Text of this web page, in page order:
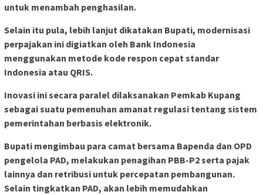
untuk menambah penghasilan.
Selain itu pula, lebih lanjut dikatakan Bupati, modernisasi
perpajakan ini digiatkan oleh Bank Indonesia
menggunakan metode kode respon cepat standar
Indonesia atau QRIS.
Inovasi ini secara paralel dilaksanakan Pemkab Kupang
sebagai suatu pemenuhan amanat regulasi tentang sistem
pemerintahan berbasis elektronik.
Bupati mengimbau para camat bersama Bapenda dan OPD
pengelola PAD, melakukan penagihan PBB-P2 serta pajak
lainnya dan retribusi untuk percepatan pembangunan.
Selain tingkatkan PAD, akan lebih memudahkan